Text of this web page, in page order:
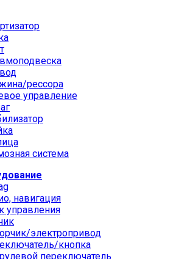
рессора
управление
система
навигация
управления
электропривод
кнопка
переключатель